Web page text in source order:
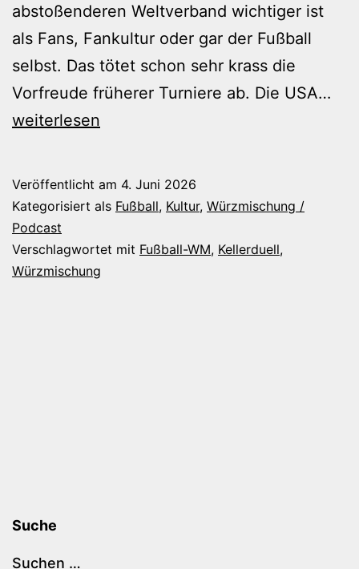
abstoßenderen Weltverband wichtiger ist
als Fans, Fankultur oder gar der Fußball
selbst. Das tötet schon sehr krass die
Vorfreude früherer Turniere ab. Die USA…
weiterlesen
Veröffentlicht am 4. Juni 2026
Kategorisiert als Fußball, Kultur, Würzmischung /
Podcast
Verschlagwortet mit Fußball-WM, Kellerduell,
Würzmischung
Suche
Suchen …